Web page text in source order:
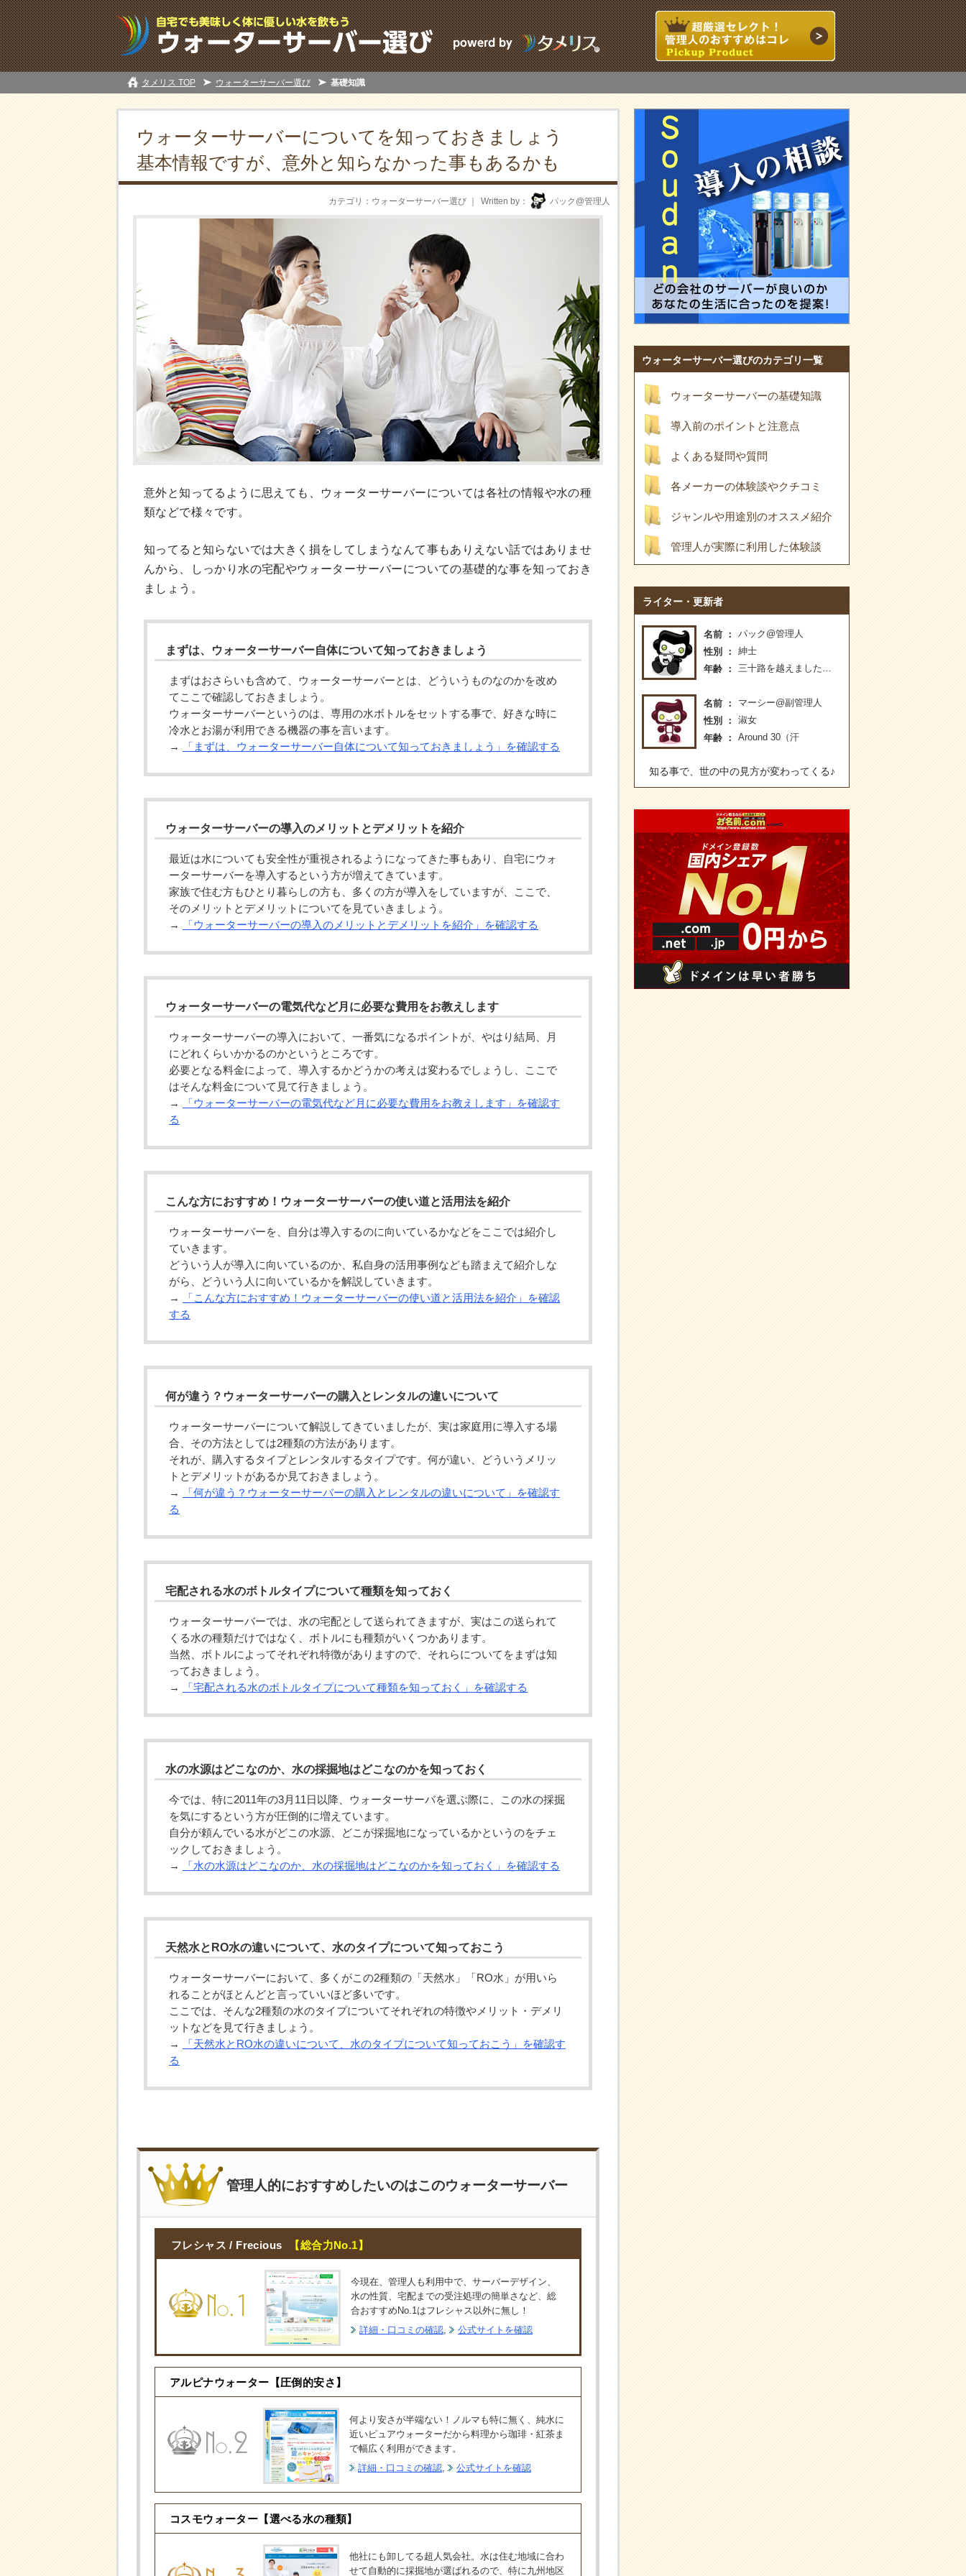
タメリス TOP ウォーターサーバー選び 基礎知識
ウォーターサーバーについてを知っておきましょう
基本情報ですが、意外と知らなかった事もあるかも
Written by パック@管理人
カテゴリ ウォーターサーバー選び
意外と知ってるように思えても、ウォーターサーバーについては各社の情報や水の種
類などで様々です。
知ってると知らないでは大きく損をしてしまうなんて事もありえない話ではありませ
んから、しっかり水の宅配やウォーターサーバーについての基礎的な事を知っておき
ましょう。
まずは、ウォーターサーバー自体について知っておきましょう
まずはおさらいも含めて、ウォーターサーバーとは、どういうものなのかを改め
てここで確認しておきましょう。
ウォーターサーバーというのは、専用の水ボトルをセットする事で、好きな時に
冷水とお湯が利用できる機器の事を言います。
→
「まずは、ウォーターサーバー自体について知っておきましょう」を確認する
ウォーターサーバーの導入のメリットとデメリットを紹介
最近は水についても安全性が重視されるようになってきた事もあり、自宅にウォ
ーターサーバーを導入するという方が増えてきています。
家族で住む方もひとり暮らしの方も、多くの方が導入をしていますが、ここで、
そのメリットとデメリットについてを見ていきましょう。
→
「ウォーターサーバーの導入のメリットとデメリットを紹介」を確認する
ウォーターサーバーの電気代など月に必要な費用をお教えします
ウォーターサーバーの導入において、一番気になるポイントが、やはり結局、月
にどれくらいかかるのかというところです。
必要となる料金によって、導入するかどうかの考えは変わるでしょうし、ここで
はそんな料金について見て行きましょう。
→
「ウォーターサーバーの電気代など月に必要な費用をお教えします」を確認す
る
こんな方におすすめ！ウォーターサーバーの使い道と活用法を紹介
ウォーターサーバーを、自分は導入するのに向いているかなどをここでは紹介し
ていきます。
どういう人が導入に向いているのか、私自身の活用事例なども踏まえて紹介しな
がら、どういう人に向いているかを解説していきます。
→
「こんな方におすすめ！ウォーターサーバーの使い道と活用法を紹介」を確認
する
何が違う？ウォーターサーバーの購入とレンタルの違いについて
ウォーターサーバーについて解説してきていましたが、実は家庭用に導入する場
合、その方法としては2種類の方法があります。
それが、購入するタイプとレンタルするタイプです。何が違い、どういうメリッ
トとデメリットがあるか見ておきましょう。
→
「何が違う？ウォーターサーバーの購入とレンタルの違いについて」を確認す
る
宅配される水のボトルタイプについて種類を知っておく
ウォーターサーバーでは、水の宅配として送られてきますが、実はこの送られて
くる水の種類だけではなく、ボトルにも種類がいくつかあります。
当然、ボトルによってそれぞれ特徴がありますので、それらについてをまずは知
っておきましょう。
→
「宅配される水のボトルタイプについて種類を知っておく」を確認する
水の水源はどこなのか、水の採掘地はどこなのかを知っておく
今では、特に2011年の3月11日以降、ウォーターサーバを選ぶ際に、この水の採掘
を気にするという方が圧倒的に増えています。
自分が頼んでいる水がどこの水源、どこが採掘地になっているかというのをチェ
ックしておきましょう。
→
「水の水源はどこなのか、水の採掘地はどこなのかを知っておく」を確認する
天然水とRO水の違いについて、水のタイプについて知っておこう
ウォーターサーバーにおいて、多くがこの2種類の「天然水」「RO水」が用いら
れることがほとんどと言っていいほど多いです。
ここでは、そんな2種類の水のタイプについてそれぞれの特徴やメリット・デメリ
ットなどを見て行きましょう。
→
「天然水とRO水の違いについて、水のタイプについて知っておこう」を確認す
る
管理人的におすすめしたいのはこのウォーターサーバー
フレシャス / Frecious 【総合力No.1】
今現在、管理人も利用中で、サーバーデザイン、
水の性質、宅配までの受注処理の簡単さなど、総
合おすすめNo.1はフレシャス以外に無し！
詳細・口コミの確認, 公式サイトを確認
アルピナウォーター 【圧倒的安さ】
何より安さが半端ない！ノルマも特に無く、純水に
近いピュアウォーターだから料理から珈琲・紅茶ま
で幅広く利用ができます。
詳細・口コミの確認, 公式サイトを確認
コスモウォーター 【選べる水の種類】
他社にも卸してる超人気会社。水は住む地域に合わ
せて自動的に採掘地が選ばれるので、特に九州地区
ウォーターサーバー選びのカテゴリ一覧
ウォーターサーバーの基礎知識
導入前のポイントと注意点
よくある疑問や質問
各メーカーの体験談やクチコミ
ジャンルや用途別のオススメ紹介
管理人が実際に利用した体験談
ライター・更新者
名前
パック@管理人
性別
紳士
年齢
三十路を越えました…
名前
マーシー@副管理人
性別
淑女
年齢
Around 30（汗
知る事で、世の中の見方が変わってくる♪